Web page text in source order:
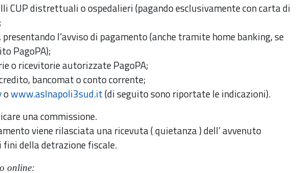
CUP distrettuali o ospedalieri (pagando esclusivamente con carta di
presentando l'avviso di pagamento (anche tramite home banking, se
PagoPA);
o ricevitorie autorizzate PagoPA;
bancomat o conto corrente;
owww.aslnapoli3sud.it(di seguito sono riportate le indicazioni).
una commissione.
viene rilasciata una ricevuta ( quietanza ) dell’ avvenuto
della detrazione fiscale.
online: